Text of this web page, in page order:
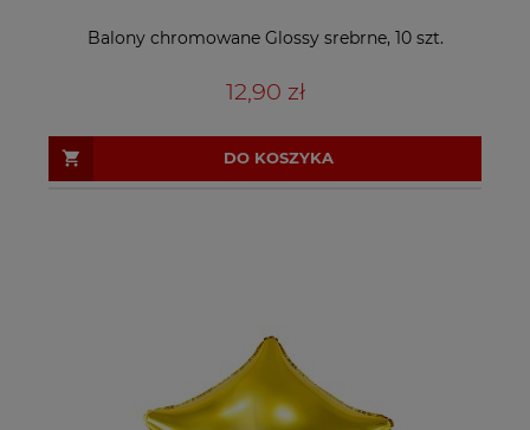
Balony chromowane Glossy srebrne, 10 szt.
12,90 zł
DO KOSZYKA